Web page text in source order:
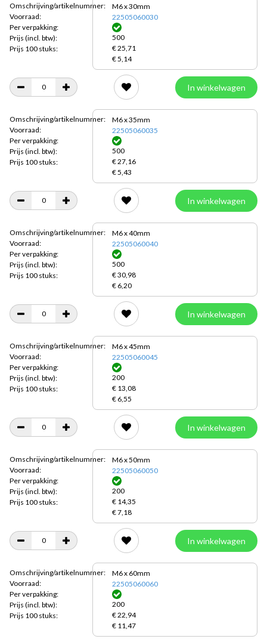
Omschrijving/artikelnummer:
Voorraad:
Per verpakking:
Prijs (incl. btw):
Prijs 100 stuks:
M6 x 30mm
22505060030
500
€ 25,71
€ 5,14
In winkelwagen
Omschrijving/artikelnummer:
Voorraad:
Per verpakking:
Prijs (incl. btw):
Prijs 100 stuks:
M6 x 35mm
22505060035
500
€ 27,16
€ 5,43
In winkelwagen
Omschrijving/artikelnummer:
Voorraad:
Per verpakking:
Prijs (incl. btw):
Prijs 100 stuks:
M6 x 40mm
22505060040
500
€ 30,98
€ 6,20
In winkelwagen
Omschrijving/artikelnummer:
Voorraad:
Per verpakking:
Prijs (incl. btw):
Prijs 100 stuks:
M6 x 45mm
22505060045
200
€ 13,08
€ 6,55
In winkelwagen
Omschrijving/artikelnummer:
Voorraad:
Per verpakking:
Prijs (incl. btw):
Prijs 100 stuks:
M6 x 50mm
22505060050
200
€ 14,35
€ 7,18
In winkelwagen
Omschrijving/artikelnummer:
Voorraad:
Per verpakking:
Prijs (incl. btw):
Prijs 100 stuks:
M6 x 60mm
22505060060
200
€ 22,94
€ 11,47